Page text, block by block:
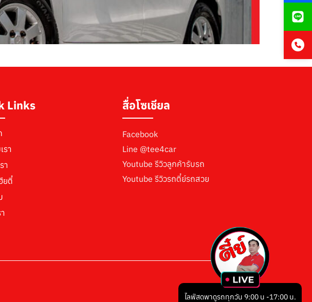
Links
รา
า
ยตี๋
สื่อโซเชียล
Facebook
Line @tee4car
Youtube รีวิวลูกค้ารับรถ
Youtube รีวิวรถตี๋ย์รถสวย
ไลฟ์สดพาดูรถทุกวัน 9:00 น -17:00 น.